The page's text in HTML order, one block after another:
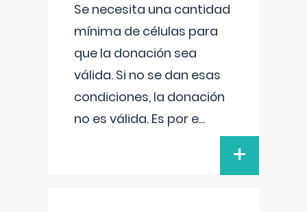
Se necesita una cantidad
mínima de células para
que la donación sea
válida. Si no se dan esas
condiciones, la donación
no es válida. Es por e...
+